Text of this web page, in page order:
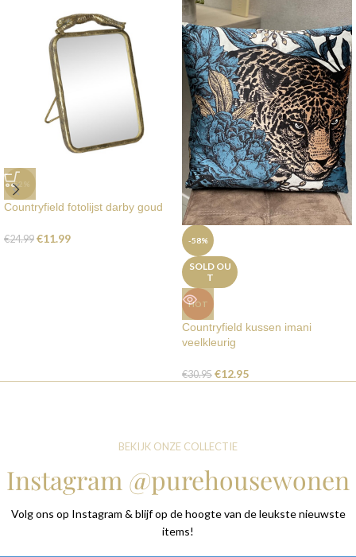
-52%
Countryfield fotolijst darby goud
€24.99 €11.99 -58%
SOLD OU
T
HOT
Countryfield kussen imani
veelkleurig
€30.95 €12.95
BEKIJK ONZE COLLECTIE
Instagram @purehousewonen
Volg ons op Instagram & blijf op de hoogte van de leukste nieuwste
items!